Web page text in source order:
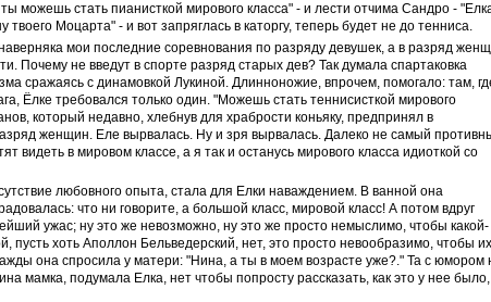
можешь стать пианисткой мирового класса" - и лести отчима Сандро -
Моцарта" - и вот запряглась в каторгу, теперь будет не до тенниса.
мои последние соревнования по разряду девушек, а в разряд
Почему не введут в спорте разряд старых дев? Так думала спартаковка
сражаясь с динамовкой Лукиной. Длинноножие, впрочем, помогало: там,
Ёлке требовался только один. "Можешь стать теннисисткой мирового
который недавно, хлебнув для храбрости коньяку, предпринял в
женщин. Еле вырвалась. Ну и зря вырвалась. Далеко не самый
видеть в мировом классе, а я так и останусь мирового класса идиоткой со
любовного опыта, стала для Елки наваждением. В ванной она
что ни говорите, а большой класс, мировой класс! А потом вдруг
ужас; ну это же невозможно, ну это же просто немыслимо, чтобы какой-
пусть хоть Аполлон Бельведерский, нет, это просто невообразимо, чтобы их
она спросила у матери: "Нина, а ты в моем возрасте уже?." Та с юмором
мамка, подумала Елка, нет чтобы попросту рассказать, как это у нее